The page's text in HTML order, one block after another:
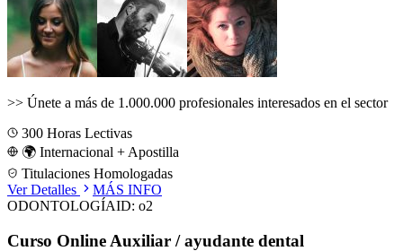
>> Únete a más de 1.000.000 profesionales interesados en el sector
300 Horas Lectivas
🌍 Internacional + Apostilla
Titulaciones Homologadas
Ver Detalles
MÁS INFO
ODONTOLOGÍAID: o2
Curso Online Auxiliar / ayudante dental